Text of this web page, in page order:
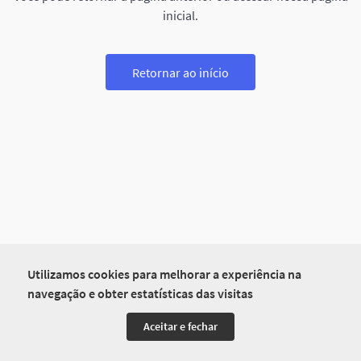
Utilizamos cookies para melhorar a experiência na
navegação e obter estatísticas das visitas
Aceitar e fechar
inicial.
Retornar ao início